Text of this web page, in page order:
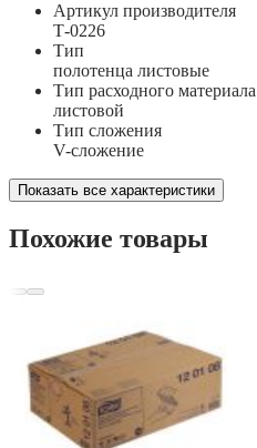
Артикул производителя
Т-0226
Тип
полотенца листовые
Тип расходного материала
листовой
Тип сложения
V-сложение
Показать все характеристики
Похожие товары